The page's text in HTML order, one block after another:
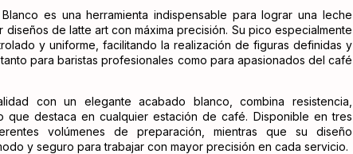
es una herramienta indispensable para lograr una leche
de latte art con máxima precisión. Su pico especialmente
y uniforme, facilitando la realización de figuras definidas y
para baristas profesionales como para apasionados del café
con un elegante acabado blanco, combina resistencia,
que destaca en cualquier estación de café. Disponible en tres
volúmenes de preparación, mientras que su diseño
y seguro para trabajar con mayor precisión en cada servicio.